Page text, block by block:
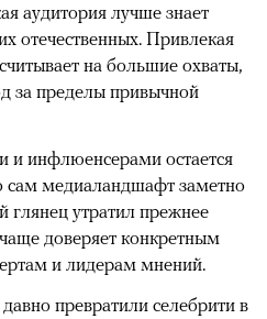
аудитория лучше знает
отечественных. Привлекая
на большие охваты,
за пределы привычной
и инфлюенсерами остается
сам медиаландшафт заметно
утратил прежнее
доверяет конкретным
и лидерам мнений.
превратили селебрити в